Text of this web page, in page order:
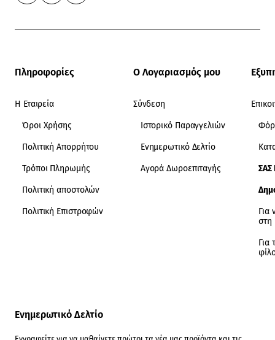
Πληροφορίες
Η Εταιρεία
Όροι Χρήσης
Πολιτική Απορρήτου
Τρόποι Πληρωμής
Πολιτική αποστολών
Πολιτική Επιστροφών
Ο Λογαριασμός μου
Σύνδεση
Ιστορικό Παραγγελιών
Ενημερωτικό Δελτίο
Αγορά Δωροεπιταγής ΣΑΣ
Για
Για
Ενημερωτικό Δελτίο